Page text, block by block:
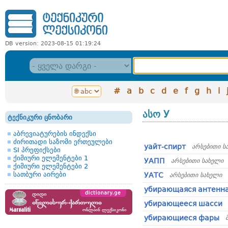
DB version: 2023-08-15 01:19:24
# a b c d e f g h i j
ტექნიკური ცნობარი
აბრევიატურების ინდექსი
ძირითადი საზომი ერთეულები
SI პრეფიქსები
ქიმიური ელემენტები 1
ქიმიური ელემენტები 2
სათბური აირები
ასო У
уайт-спирт არსებითი
УАПП არსებითი სახელი
УАТС არსებითი სახელი
убирающаяся
убирающееся шасси
убирающиеся фары